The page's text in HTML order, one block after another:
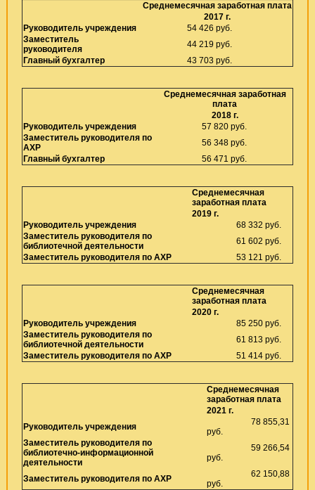
Среднемесячная заработная плата
2017 г.
Руководитель учреждения
54 426 руб.
Заместитель
руководителя
44 219 руб.
Главный бухгалтер
43 703 руб.
Среднемесячная заработная
плата
2018 г.
Руководитель учреждения
57 820 руб.
Заместитель руководителя по
АХР
56 348 руб.
Главный бухгалтер
56 471 руб.
Среднемесячная
заработная плата
2019 г.
Руководитель учреждения
68 332 руб.
Заместитель руководителя по
библиотечной деятельности
61 602 руб.
Заместитель руководителя по АХР
53 121 руб.
Среднемесячная
заработная плата
2020 г.
Руководитель учреждения
85 250 руб.
Заместитель руководителя по
библиотечной деятельности
61 813 руб.
Заместитель руководителя по АХР
51 414 руб.
Среднемесячная
заработная плата
2021 г.
Руководитель учреждения
78 855,31
руб.
Заместитель руководителя по
библиотечно-информационной
деятельности
59 266,54
руб.
Заместитель руководителя по АХР
62 150,88
руб.